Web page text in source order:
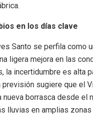
en los días clave
Santo se perfila como
ligera mejora en las
la incertidumbre es alta
sugiere que el
nueva borrasca desde el
lluvias en amplias